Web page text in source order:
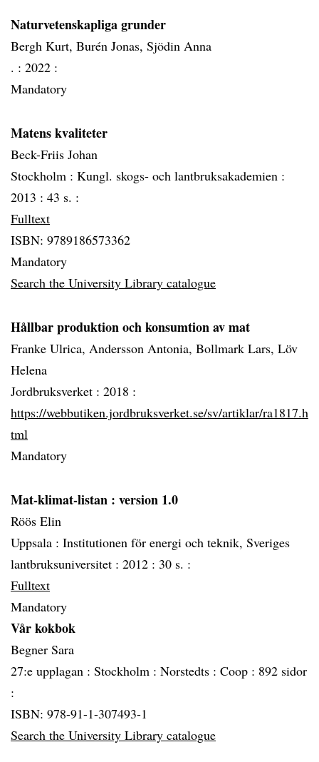
Naturvetenskapliga grunder
Bergh Kurt, Burén Jonas, Sjödin Anna
. : 2022 :
Mandatory
Matens kvaliteter
Beck-Friis Johan
Stockholm : Kungl. skogs- och lantbruksakademien :
2013 : 43 s. :
Fulltext
ISBN: 9789186573362
Mandatory
Search the University Library catalogue
Hållbar produktion och konsumtion av mat
Franke Ulrica, Andersson Antonia, Bollmark Lars, Löv
Helena
Jordbruksverket : 2018 :
https://webbutiken.jordbruksverket.se/sv/artiklar/ra1817.h
tml
Mandatory
Mat-klimat-listan : version 1.0
Röös Elin
Uppsala : Institutionen för energi och teknik, Sveriges
lantbruksuniversitet : 2012 : 30 s. :
Fulltext
Mandatory
Vår kokbok
Begner Sara
27:e upplagan : Stockholm : Norstedts : Coop : 892 sidor
:
ISBN: 978-91-1-307493-1
Search the University Library catalogue